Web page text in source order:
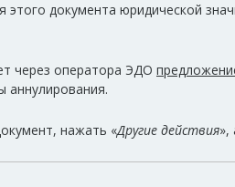
документа юридической
через оператора ЭДО
аннулирования.
нажать «Другие действия»,